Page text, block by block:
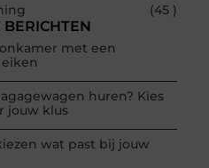
(45 )
BERICHTEN
met een
huren? Kies
jouw klus
wat past bij jouw